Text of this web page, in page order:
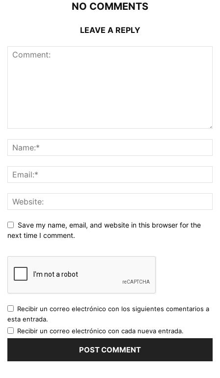
NO COMMENTS
LEAVE A REPLY
Save my name, email, and website in this browser for the
next time I comment.
Recibir un correo electrónico con los siguientes comentarios a
esta entrada.
Recibir un correo electrónico con cada nueva entrada.